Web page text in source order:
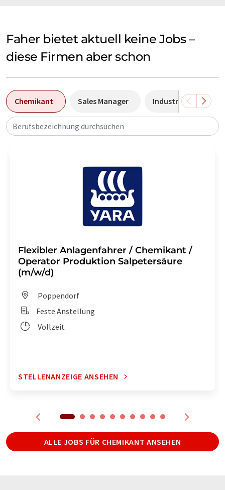
Faher bietet aktuell keine Jobs –
diese Firmen aber schon
Chemikant Sales Manager
Berufsbezeichnung durchsuchen
Flexibler Anlagenfahrer / Chemikant /
Operator Produktion Salpetersäure
(m/w/d)
Poppendorf
Feste Anstellung
Vollzeit
STELLENANZEIGE ANSEHEN
ALLE JOBS FÜR CHEMIKANT ANSEHEN